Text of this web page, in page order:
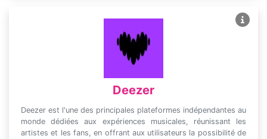
Deezer
Deezer est l'une des principales plateformes indépendantes au
monde dédiées aux expériences musicales, réunissant les
artistes et les fans, en offrant aux utilisateurs la possibilité de